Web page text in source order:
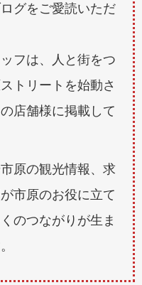
グをご愛読いただ
フは、人と街をつ
トリートを始動さ
店舗様に掲載して
原の観光情報、求
市原のお役に立て
のつながりが生ま